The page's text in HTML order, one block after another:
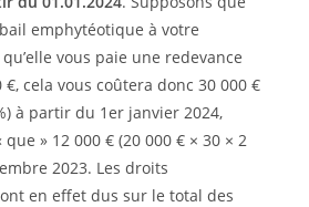
emphytéotique à votre
vous paie une redevance
cela vous coûtera donc 30 000 €
à partir du 1er janvier 2024,
que » 12 000 € (20 000 € × 30 × 2
2023. Les droits
en effet dus sur le total des